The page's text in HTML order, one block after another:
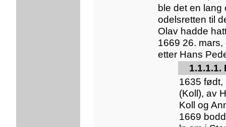
ble det en lang
odelsretten til
Olav hadde
1669 26.
etter Hans
1.1.1.1.
1635
(Koll), av
Koll og
1669